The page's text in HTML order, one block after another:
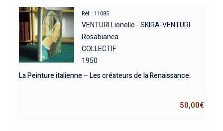
Réf : 11085
VENTURI Lionello - SKIRA-VENTURI
Rosabianca
COLLECTIF
1950
La Peinture italienne – Les créateurs de la Renaissance.
50,00€